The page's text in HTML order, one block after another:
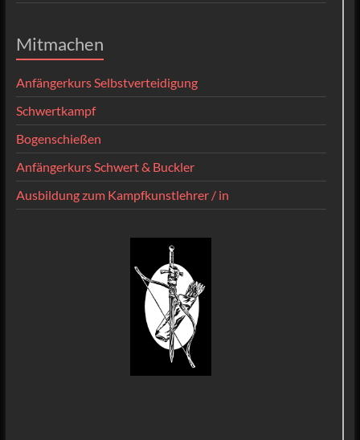
Mitmachen
Anfängerkurs Selbstverteidigung
Schwertkampf
Bogenschießen
Anfängerkurs Schwert & Buckler
Ausbildung zum Kampfkunstlehrer / in